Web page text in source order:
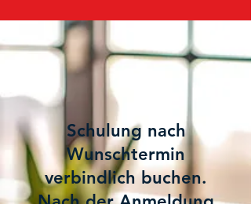
Schulung nach
Wunschtermin
verbindlich buchen.